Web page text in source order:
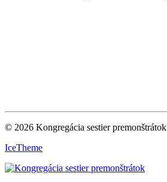
© 2026 Kongregácia sestier premonštrátok
IceTheme